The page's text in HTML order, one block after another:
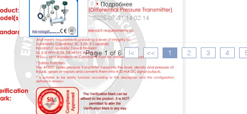
Подробнее
2025-07-31 14:02:14
Page 1 of 6 |< << 1 2 3 4